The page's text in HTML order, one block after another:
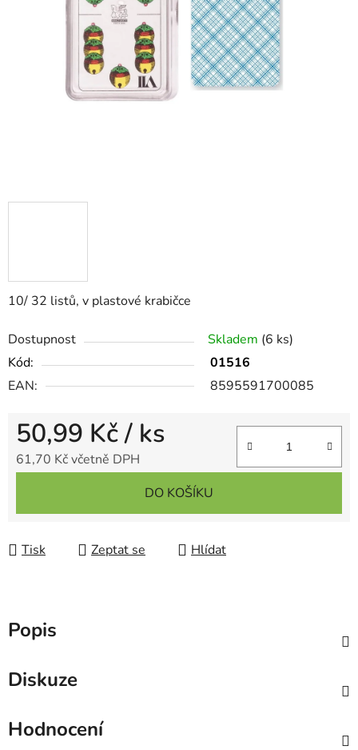
10/ 32 listů, v plastové krabičce
Dostupnost Skladem (6 ks)
Kód:
01516
EAN:
8595591700085
50,99 Kč/ ks
61,70 Kč včetně DPH
DO KOŠÍKU
Tisk Zeptat se Hlídat
Popis
Diskuze
Hodnocení